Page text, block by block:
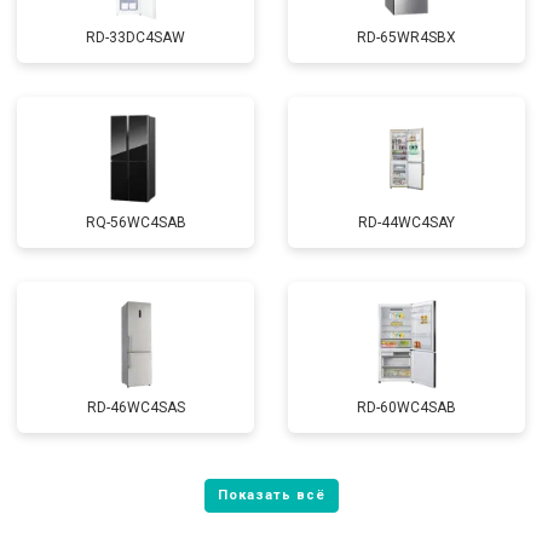
RD-33DC4SAW RD-65WR4SBX
RQ-56WC4SAB RD-44WC4SAY
RD-46WC4SAS RD-60WC4SAB